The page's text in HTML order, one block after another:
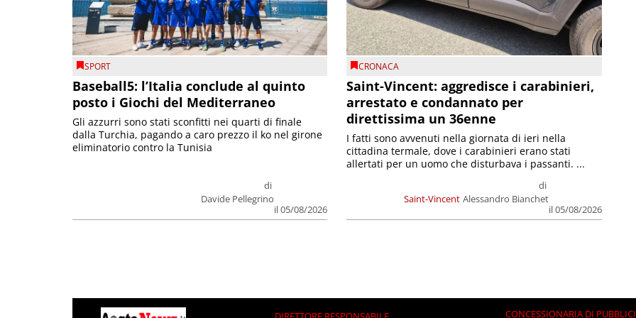
SPORT
Baseball5: l’Italia conclude al quinto
posto i Giochi del Mediterraneo
di
Davide Pellegrino
il 05/08/2026
Gli azzurri sono stati sconfitti nei quarti di finale
dalla Turchia, pagando a caro prezzo il ko nel girone
eliminatorio contro la Tunisia
CRONACA
Saint-Vincent: aggredisce i carabinieri,
arrestato e condannato per
direttissima un 36enne
Saint-Vincent
di
Alessandro Bianchet
il 05/08/2026
I fatti sono avvenuti nella giornata di ieri nella
cittadina termale, dove i carabinieri erano stati
allertati per un uomo che disturbava i passanti. ...
CONCESSIONARIA DI